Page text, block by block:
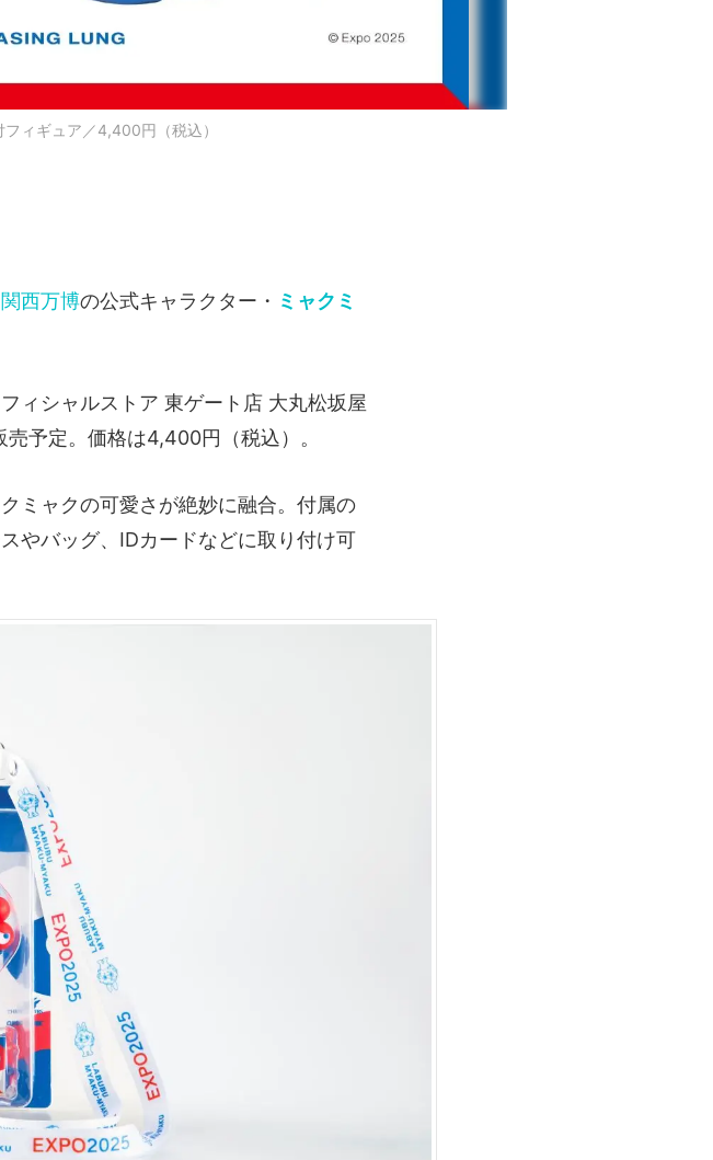
ィギュア／4,400円（税込）
西万博の公式キャラクター・ ミャクミ
ィシャルストア 東ゲート店 大丸松坂屋
予定。価格は4,400円（税込）。
ミャクの可愛さが絶妙に融合。付属の
やバッグ、IDカードなどに取り付け可